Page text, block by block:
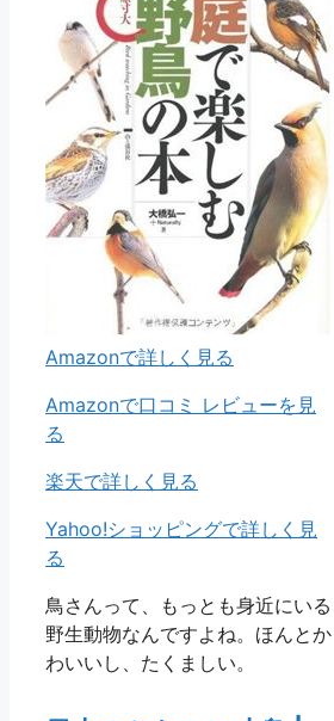
Amazonで詳しく見る
Amazonで口コミ レビューを見
る
楽天で詳しく見る
Yahoo!ショッピングで詳しく見
る
鳥さんって、もっとも身近にいる
野生動物なんですよね。ほんとか
わいいし、たくましい。